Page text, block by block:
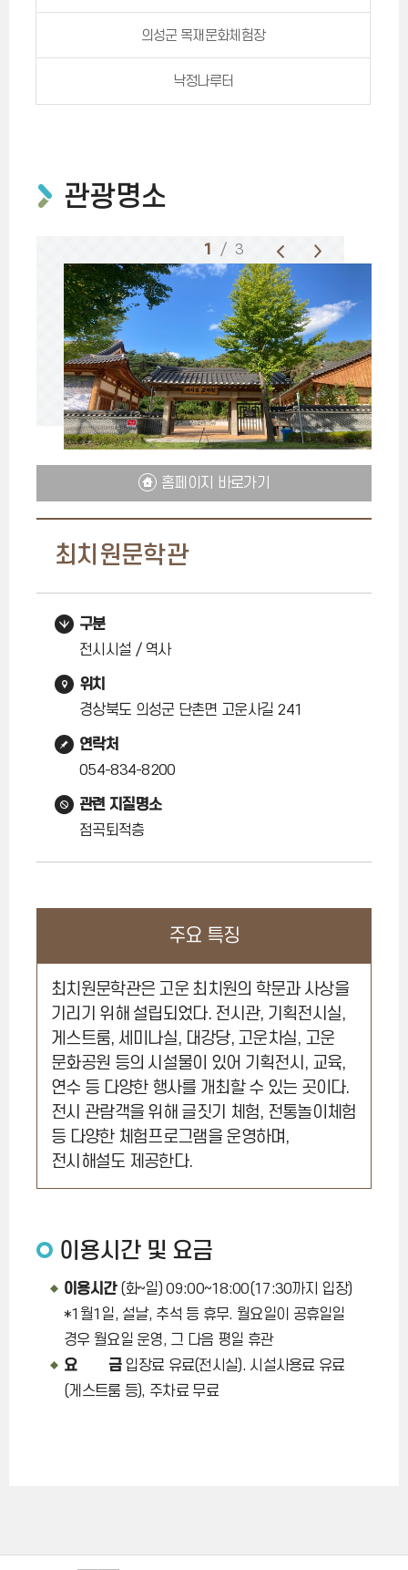
의성군 목재문화체험장
낙정나루터
관광명소
1 / 3
최치원문학관
홈페이지 바로가기
구분
전시시설 / 역사
위치
경상북도 의성군 단촌면 고운사길 241
연락처
054-834-8200
관련 지질명소
점곡퇴적층
주요 특징
최치원문학관은 고운 최치원의 학문과 사상을
기리기 위해 설립되었다. 전시관, 기획전시실,
게스트룸, 세미나실, 대강당, 고운차실, 고운
문화공원 등의 시설물이 있어 기획전시, 교육,
연수 등 다양한 행사를 개최할 수 있는 곳이다.
전시 관람객을 위해 글짓기 체험, 전통놀이체험
등 다양한 체험프로그램을 운영하며,
전시해설도 제공한다.
이용시간 및 요금
이용시간(화~일) 09:00~18:00(17:30까지 입장)
*1월1일, 설날, 추석 등 휴무. 월요일이 공휴일일
경우 월요일 운영, 그 다음 평일 휴관
요 금입장료 유료(전시실). 시설사용료 유료
(게스트룸 등), 주차료 무료